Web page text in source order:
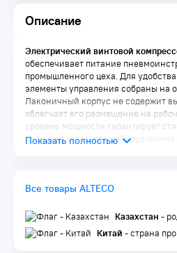
Описание
Электрический винтовой
обеспечивает питание
промышленного цеха. Для
элементы управления собраны на
Лаконичный корпус не содержит
облегчает его размещение на
уровень мощности гарантирует
производительность оборудования.
автоматической регулировки
электродвигателя. В сочетании с
конструкцией электродвигателя
постоянными магнитами), эта
в среднем энергосбережения в
Все товары ALTECO
Казахстан -
Китай - страна